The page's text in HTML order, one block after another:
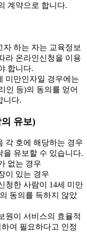
계약으로 합니다.
하는 자는 교육정보
라 온라인신청을 이용
합니다.
미만인자일 경우에는
인 등)의 동의를 얻어
니다.
유보)
각 호에 해당하는 경우
을 유보할 수 있습니다.
없는 경우
이 있는 경우
청한 사람이 14세 미만
동의를 득하지 않았
원이 서비스의 효율적
여 필요하다고 인정